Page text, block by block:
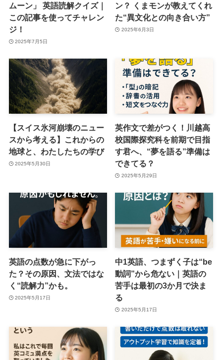
ムーン」 英語読解クイズ｜
この記事を使ってチャレン
ジ！
2025年7月5日
ン？ くまモンが教えてくれ
た“異文化との向き合い方”
2025年6月3日
【スイス氷河崩壊のニュー
スから考える】これからの
地球と、わたしたちの学び
2025年5月30日
英作文で差がつく！川越高
校国際探究科を前期で目指
す君へ、“夢を語る”準備は
できてる？
2025年5月29日
英語の点数が急に下がっ
た？その原因、文法ではな
く“読解力”かも。
2025年5月17日
中1英語、つまずく子は“be
動詞”から危ない｜英語の
苦手は最初の3か月で決ま
る
2025年5月17日